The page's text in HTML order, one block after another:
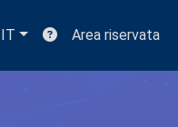
IT Area riservata